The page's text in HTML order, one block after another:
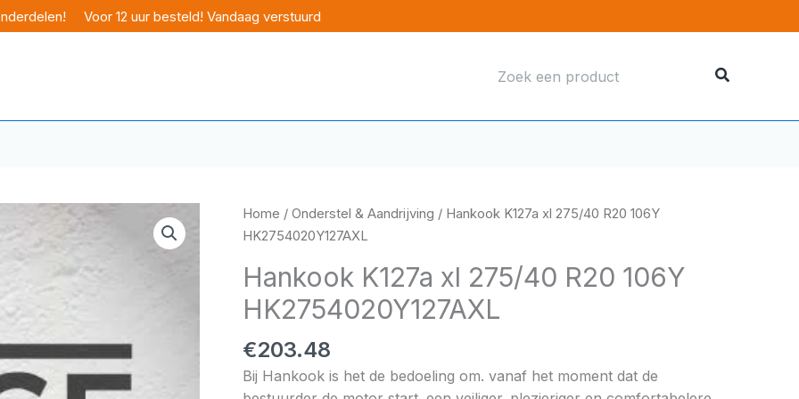
Voor 12 uur besteld! Vandaag verstuurd
naar:
Home / Onderstel & Aandrijving / Hankook K127a xl 275/40 R20 106Y
HK2754020Y127AXL
Hankook K127a xl 275/40 R20 106Y
HK2754020Y127AXL
€203.48
Bij Hankook is het de bedoeling om. vanaf het moment dat de